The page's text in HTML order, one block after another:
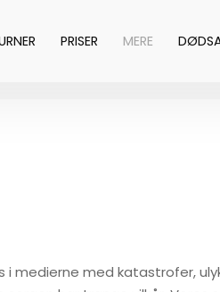
PRISER MERE
i medierne med katastrofer,